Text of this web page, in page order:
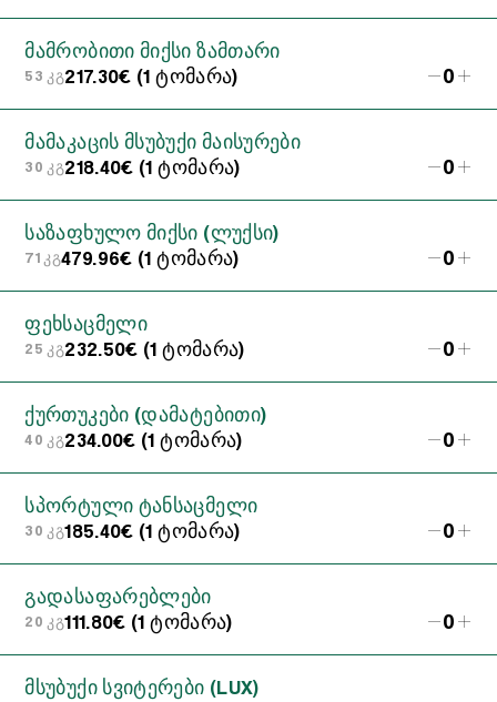
მამრობითი მიქსი ზამთარი
53 კგ217.30€ (1 ტომარა) 0
მამაკაცის მსუბუქი მაისურები
30 კგ218.40€ (1 ტომარა) 0
საზაფხულო მიქსი (ლუქსი)
71 კგ479.96€ (1 ტომარა) 0
ფეხსაცმელი
25 კგ232.50€ (1 ტომარა) 0
ქურთუკები (დამატებითი)
40 კგ234.00€ (1 ტომარა) 0
სპორტული ტანსაცმელი
30 კგ185.40€ (1 ტომარა) 0
გადასაფარებლები
20 კგ111.80€ (1 ტომარა) 0
მსუბუქი სვიტერები (LUX)